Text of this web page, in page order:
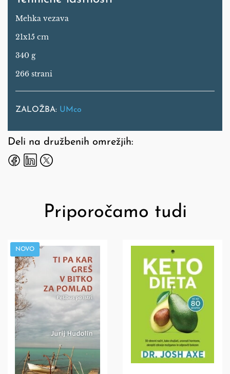
Mehka vezava
21x15 cm
340 g
266 strani
ZALOŽBA: UMco
Deli na družbenih omrežjih:
Priporočamo tudi
NOVO